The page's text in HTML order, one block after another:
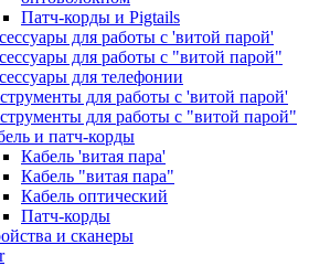
Патч-корды и Pigtails
для работы с 'витой парой'
для работы с "витой парой"
для телефонии
для работы с 'витой парой'
для работы с "витой парой"
и патч-корды
Кабель 'витая пара'
Кабель "витая пара"
Кабель оптический
Патч-корды
и сканеры